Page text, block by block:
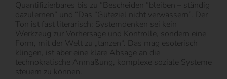
Quantifizierbares bis zu “Bescheiden “bleiben – ständig
dazulernen” und “Das “Güteziel nicht verwässern”. Der
Ton ist fast literarisch: Systemdenken sei kein
Werkzeug zur Vorhersage und Kontrolle, sondern eine
Form, mit der Welt zu „tanzen“. Das mag esoterisch
klingen, ist aber eine klare Absage an die
technokratische Anmaßung, komplexe soziale Systeme
steuern zu können.